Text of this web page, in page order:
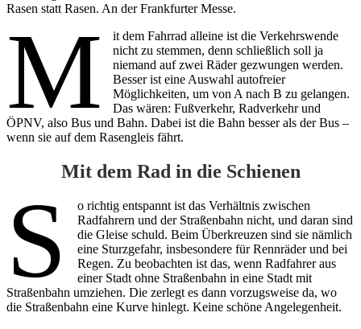
Rasen statt Rasen. An der Frankfurter Messe.
M
it dem Fahrrad alleine ist die Verkehrswende
nicht zu stemmen, denn schließlich soll ja
niemand auf zwei Räder gezwungen werden.
Besser ist eine Auswahl autofreier
Möglichkeiten, um von A nach B zu gelangen.
Das wären: Fußverkehr, Radverkehr und
ÖPNV, also Bus und Bahn. Dabei ist die Bahn besser als der Bus –
wenn sie auf dem Rasengleis fährt.
Mit dem Rad in die Schienen
S
o richtig entspannt ist das Verhältnis zwischen
Radfahrern und der Straßenbahn nicht, und daran sind
die Gleise schuld. Beim Überkreuzen sind sie nämlich
eine Sturzgefahr, insbesondere für Rennräder und bei
Regen. Zu beobachten ist das, wenn Radfahrer aus
einer Stadt ohne Straßenbahn in eine Stadt mit
Straßenbahn umziehen. Die zerlegt es dann vorzugsweise da, wo
die Straßenbahn eine Kurve hinlegt. Keine schöne Angelegenheit.